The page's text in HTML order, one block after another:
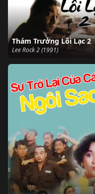
Thám Trưởng Lôi Lạc 2
Lee Rock 2 (1991)